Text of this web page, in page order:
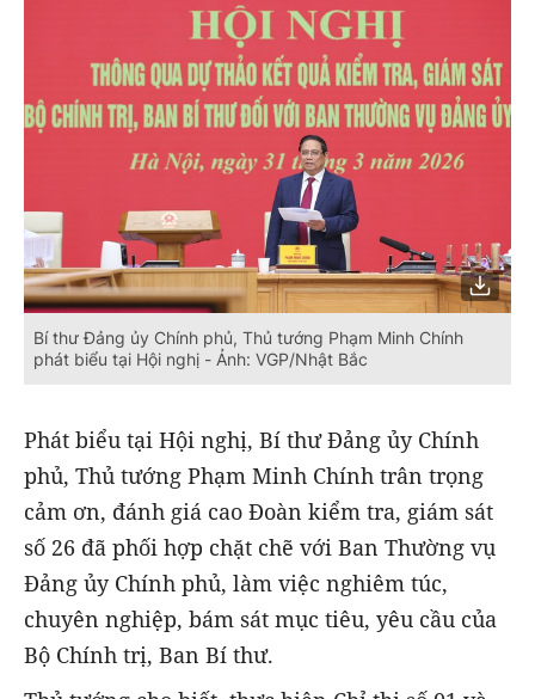
Bí thư Đảng ủy Chính phủ, Thủ tướng Phạm Minh Chính
phát biểu tại Hội nghị - Ảnh: VGP/Nhật Bắc
Phát biểu tại Hội nghị, Bí thư Đảng ủy Chính
phủ, Thủ tướng Phạm Minh Chính trân trọng
cảm ơn, đánh giá cao Đoàn kiểm tra, giám sát
số 26 đã phối hợp chặt chẽ với Ban Thường vụ
Đảng ủy Chính phủ, làm việc nghiêm túc,
chuyên nghiệp, bám sát mục tiêu, yêu cầu của
Bộ Chính trị, Ban Bí thư.